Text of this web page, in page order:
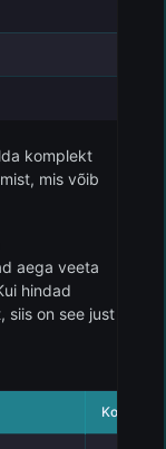
komplekt
mis võib
aega veeta
hindad
siis on see just